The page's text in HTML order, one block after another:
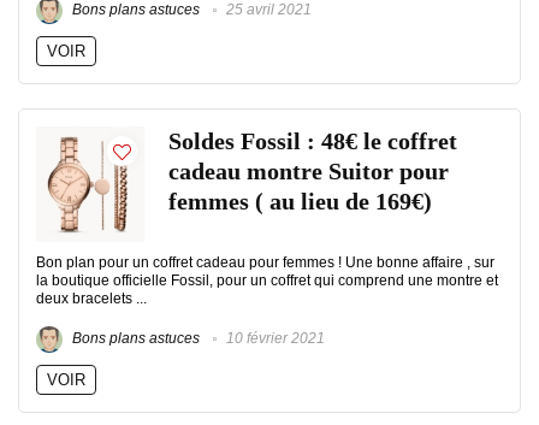
Bons plans astuces 25 avril 2021
VOIR
Soldes Fossil : 48€ le coffret
cadeau montre Suitor pour
femmes ( au lieu de 169€)
Bon plan pour un coffret cadeau pour femmes ! Une bonne affaire , sur
la boutique officielle Fossil, pour un coffret qui comprend une montre et
deux bracelets ...
Bons plans astuces 10 février 2021
VOIR